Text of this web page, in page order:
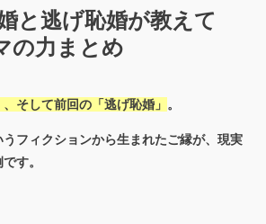
と逃げ恥婚が教えて
の力まとめ
そして前回の「逃げ恥婚」 。
フィクションから生まれたご縁が、現実
す。